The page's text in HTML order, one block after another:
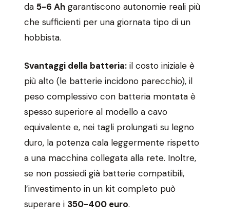
da 5-6 Ah garantiscono autonomie reali più
che sufficienti per una giornata tipo di un
hobbista.
Svantaggi della batteria: il costo iniziale è
più alto (le batterie incidono parecchio), il
peso complessivo con batteria montata è
spesso superiore al modello a cavo
equivalente e, nei tagli prolungati su legno
duro, la potenza cala leggermente rispetto
a una macchina collegata alla rete. Inoltre,
se non possiedi già batterie compatibili,
l’investimento in un kit completo può
superare i 350-400 euro.